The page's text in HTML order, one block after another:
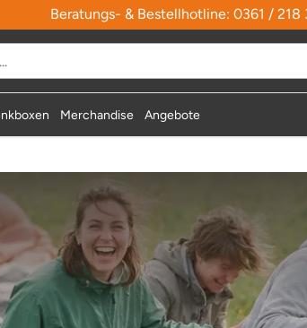
Beratungs- & Bestellhotline: 0361 / 218
Merchandise Angebote